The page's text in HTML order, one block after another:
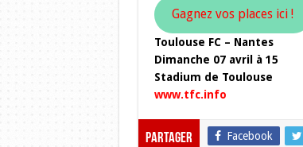
Gagnez vos places ici !
Toulouse FC – Nantes
Dimanche 07 avril à 15
Stadium de Toulouse
www.tfc.info
Partager Facebook